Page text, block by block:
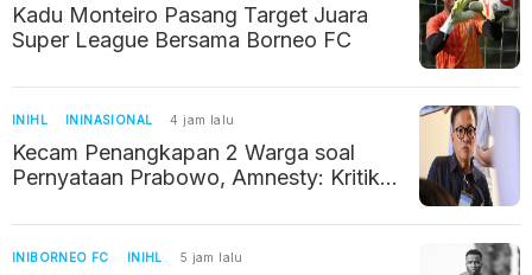
Kadu Monteiro Pasang Target Juara
Super League Bersama Borneo FC
INIHL ININASIONAL 4 jam lalu
Kecam Penangkapan 2 Warga soal
Pernyataan Prabowo, Amnesty: Kritik
INIBORNEO FC INIHL 5 jam lalu